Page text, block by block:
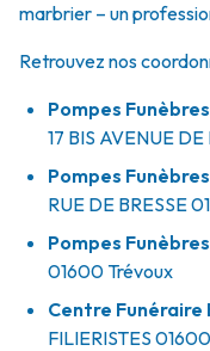
marbrier – un
Retrouvez nos
Pompes
17 BIS AVENUE
Pompes
RUE DE BRESSE
Pompes
01600 Trévoux
Centre Funéraire
FILIERISTES 01600